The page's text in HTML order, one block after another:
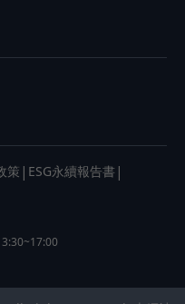
策 | ESG永續報告書 |